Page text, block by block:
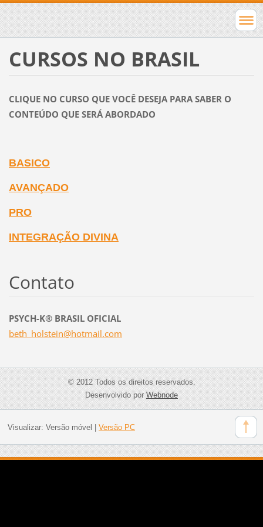
CURSOS NO BRASIL
CLIQUE NO CURSO QUE VOCÊ DESEJA PARA SABER O
CONTEÚDO QUE SERÁ ABORDADO
BASICO
AVANÇADO
PRO
INTEGRAÇÃO DIVINA
Contato
PSYCH-K® BRASIL OFICIAL
beth_holstein@hotmail.com
© 2012 Todos os direitos reservados.
Desenvolvido porWebnode
Visualizar: Versão móvel Versão PC